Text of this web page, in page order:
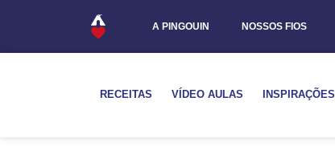
A PINGOUIN NOSSOS FIOS
RECEITAS VÍDEO AULAS INSPIRAÇÕES